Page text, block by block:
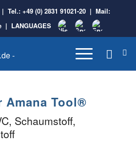
| Tel.: +49 (0) 2831 91021-20| Mail:
| LANGUAGES
Amana Tool®
Schaumstoff,